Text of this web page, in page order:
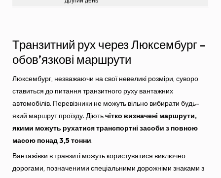
Транзитний рух через Люксембург –
обов’язкові маршрути
Люксембург, незважаючи на свої невеликі розміри, суворо
ставиться до питання транзитного руху вантажних
автомобілів. Перевізники не можуть вільно вибирати будь-
який маршрут проїзду. Діютьчітко визначені маршрути,
якими можуть рухатися транспортні засоби з повною
масою понад 3,5 тонни.
Вантажівки в транзиті можуть користуватися виключно
дорогами, позначеними спеціальними дорожніми знаками з